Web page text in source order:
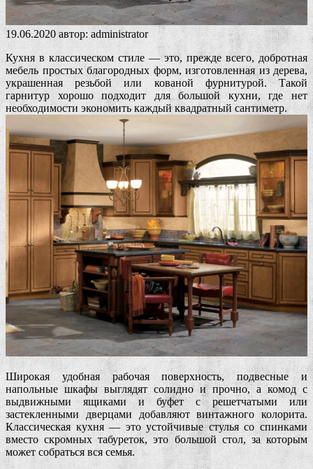
19.06.2020 автор: administrator
Кухня в классическом стиле — это, прежде всего, добротная
мебель простых благородных форм, изготовленная из дерева,
украшенная резьбой или кованой фурнитурой. Такой
гарнитур хорошо подходит для большой кухни, где нет
необходимости экономить каждый квадратный сантиметр.
Широкая удобная рабочая поверхность, подвесные и
напольные шкафы выглядят солидно и прочно, а комод с
выдвижными ящиками и буфет с решетчатыми или
застекленными дверцами добавляют винтажного колорита.
Классическая кухня — это устойчивые стулья со спинками
вместо скромных табуреток, это большой стол, за которым
может собраться вся семья.